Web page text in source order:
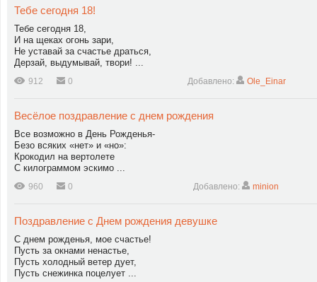
Тебе сегодня 18!
Тебе сегодня 18,
И на щеках огонь зари,
Не уставай за счастье драться,
Дерзай, выдумывай, твори! ...
912 0 Добавлено: Ole_Einar
Весёлое поздравление с днем рождения
Все возможно в День Рожденья-
Безо всяких «нет» и «но»:
Крокодил на вертолете
С килограммом эскимо ...
960 0 Добавлено: minion
Поздравление с Днем рождения девушке
С днем рожденья, мое счастье!
Пусть за окнами ненастье,
Пусть холодный ветер дует,
Пусть снежинка поцелует ...